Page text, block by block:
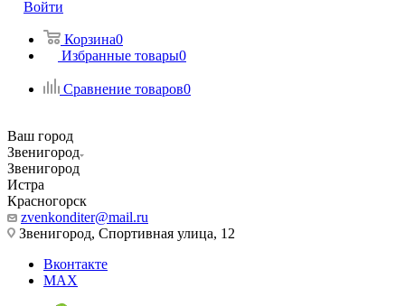
Войти
Корзина0
Избранные товары0
Сравнение товаров0
Ваш город
Звенигород
Звенигород
Истра
Красногорск
zvenkonditer@mail.ru
Звенигород, Спортивная улица, 12
Вконтакте
MAX